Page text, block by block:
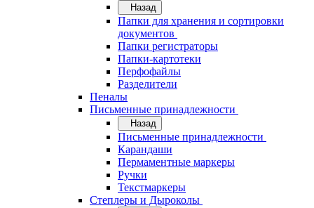
Назад
Папки для хранения и сортировки
документов
Папки регистраторы
Папки-картотеки
Перфофайлы
Разделители
Пеналы
Письменные принадлежности
Назад
Письменные принадлежности
Карандаши
Пермаментные маркеры
Ручки
Текстмаркеры
Степлеры и Дыроколы